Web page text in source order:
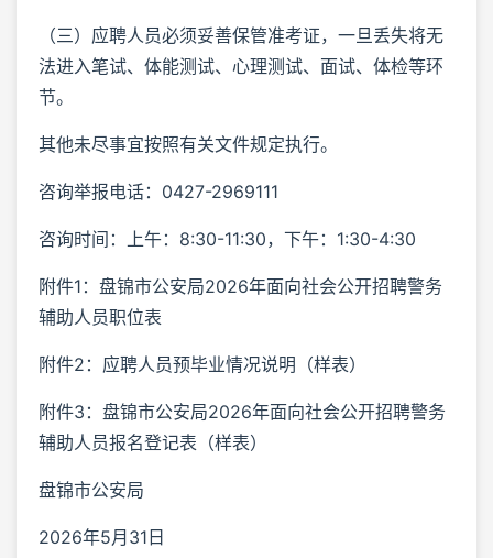
（三）应聘人员必须妥善保管准考证，一旦丢失将无
法进入笔试、体能测试、心理测试、面试、体检等环
节。
其他未尽事宜按照有关文件规定执行。
咨询举报电话：0427-2969111
咨询时间：上午：8:30-11:30，下午：1:30-4:30
附件1：盘锦市公安局2026年面向社会公开招聘警务
辅助人员职位表
附件2：应聘人员预毕业情况说明（样表）
附件3：盘锦市公安局2026年面向社会公开招聘警务
辅助人员报名登记表（样表）
盘锦市公安局
2026年5月31日